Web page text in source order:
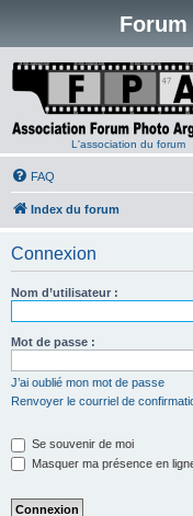
L'association du forum
FAQ
Index du forum
Connexion
Nom d’utilisateur :
Mot de passe :
J’ai oublié mon mot de passe
Renvoyer le courriel de
Se souvenir de moi
Masquer ma présence en